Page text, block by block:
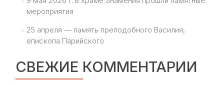
мероприятия
25 апреля — память преподобного Василия,
епископа Парийского
СВЕЖИЕ КОММЕНТАРИИ